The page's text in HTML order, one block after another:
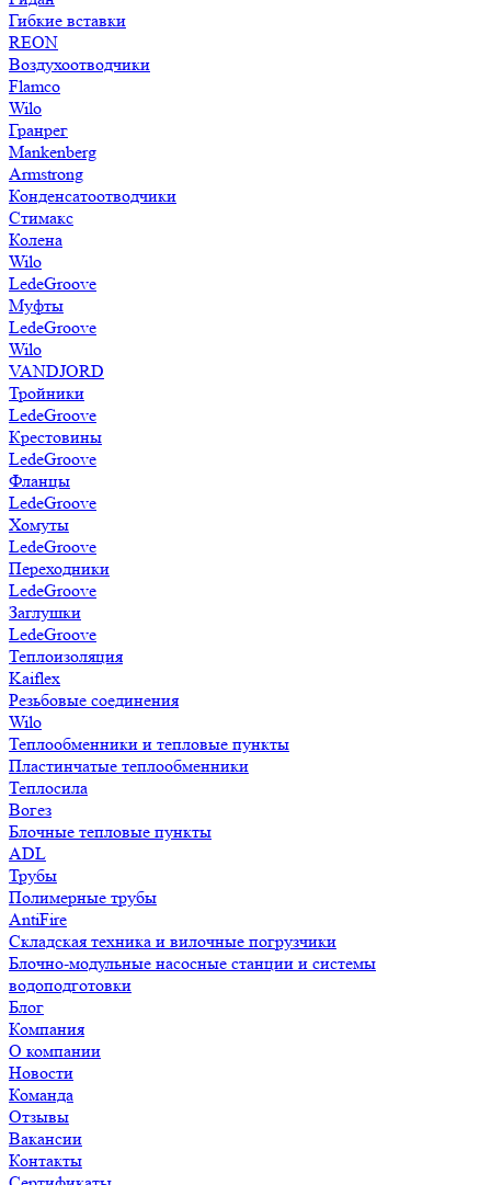
Гибкие вставки
REON
Воздухоотводчики
Flamco
Wilo
Гранрег
Mankenberg
Armstrong
Конденсатоотводчики
Стимакс
Колена
Wilo
LedeGroove
Муфты
LedeGroove
Wilo
VANDJORD
Тройники
LedeGroove
Крестовины
LedeGroove
Фланцы
LedeGroove
Хомуты
LedeGroove
Переходники
LedeGroove
Заглушки
LedeGroove
Теплоизоляция
Kaiflex
Резьбовые соединения
Wilo
Теплообменники и тепловые пункты
Пластинчатые теплообменники
Теплосила
Вогез
Блочные тепловые пункты
ADL
Трубы
Полимерные трубы
AntiFire
Складская техника и вилочные погрузчики
Блочно-модульные насосные станции и системы
водоподготовки
Блог
Компания
О компании
Новости
Команда
Отзывы
Вакансии
Контакты